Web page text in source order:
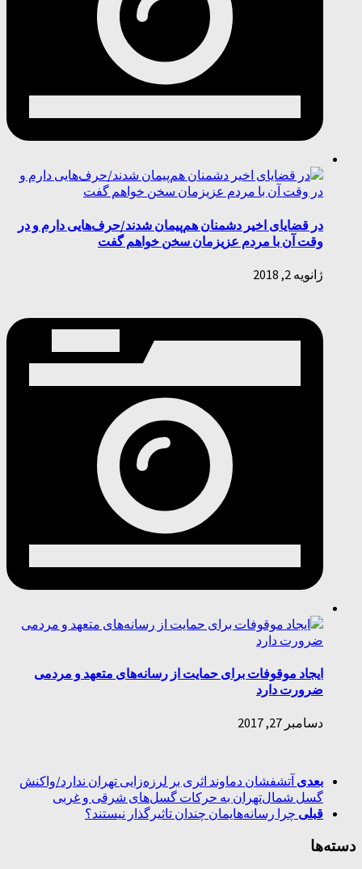
در قضایای اخیر دشمنان هم‌پیمان شدند/حرف‌هایی دارم و در
وقت آن با مردم عزیزمان سخن خواهم گفت
ژانویه 2, 2018
ایجاد موقوفات برای حمایت از رسانه‌های متعهد و مردمی
ضرورت دارد
دسامبر 27, 2017
بعدی آتشفشان دماوند اثری بر لرزه‌زایی تهران ندارد/واکنش
گسل شمال‌تهران به حرکات گسل‌های شرقی و غربی
قبلی چرا رسانه‌هایمان چندان تاثیرگذار نیستند؟
دسته‌ها